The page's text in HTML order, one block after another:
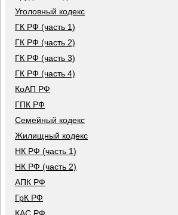
Уголовный кодекс
ГК РФ (часть 1)
ГК РФ (часть 2)
ГК РФ (часть 3)
ГК РФ (часть 4)
КоАП РФ
ГПК РФ
Семейный кодекс
Жилищный кодекс
НК РФ (часть 1)
НК РФ (часть 2)
АПК РФ
ГрК РФ